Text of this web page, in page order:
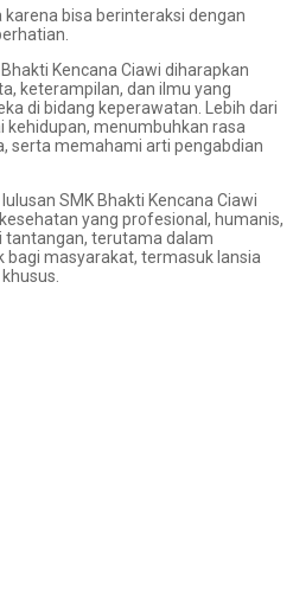
bisa berinteraksi dengan
Kencana Ciawi diharapkan
keterampilan, dan ilmu yang
di bidang keperawatan. Lebih dari
menumbuhkan rasa
serta memahami arti pengabdian
SMK Bhakti Kencana Ciawi
yang profesional, humanis,
tantangan, terutama dalam
masyarakat, termasuk lansia